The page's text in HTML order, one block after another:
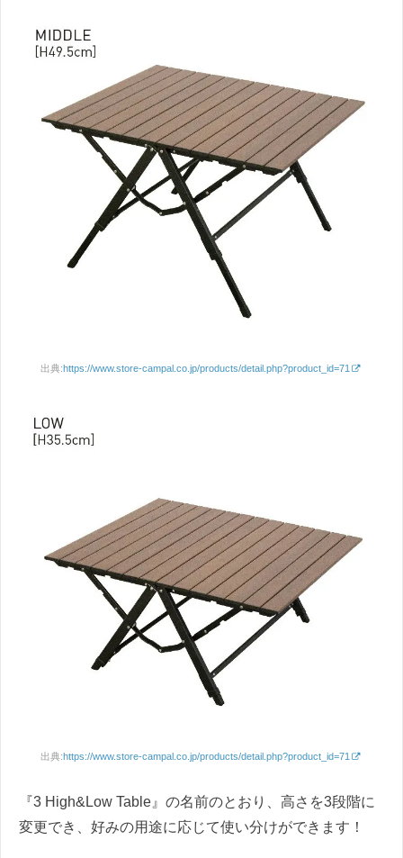
出典:https://www.store-campal.co.jp/products/detail.php?product_id=71
出典:https://www.store-campal.co.jp/products/detail.php?product_id=71
『3 High&Low Table』の名前のとおり、高さを3段階に
変更でき、好みの用途に応じて使い分けができます！